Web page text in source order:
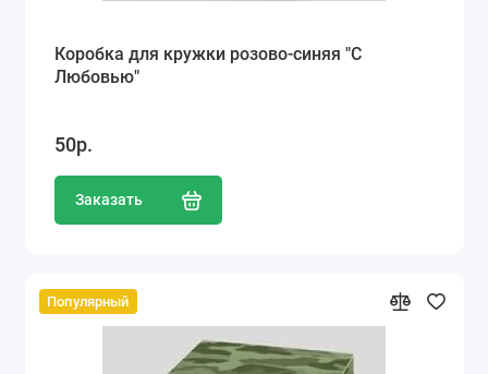
Коробка для кружки розово-синяя "С
Любовью"
50р.
Заказать
Популярный